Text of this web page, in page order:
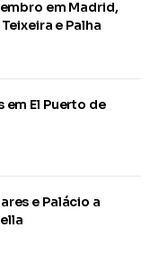
em Madrid,
e Palha
em El Puerto de
e Palácio a